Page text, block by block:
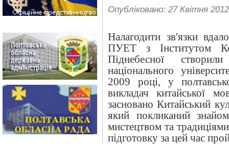
Опубліковано: 27 Квітня 2012
Налагодити зв'язки
ПУЕТ з Інститутом
Піднебесної
національного
2009 році, у
викладач китайської
засновано Китайський
який покликаний
мистецтвом та
підготовку за цей час